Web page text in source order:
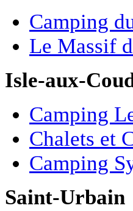
Camping
Le Massif
Isle-aux-
Camping
Chalets et
Camping
Saint-Urbain